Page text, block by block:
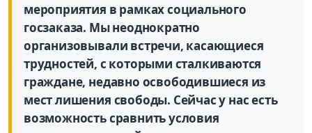
мероприятия в рамках социального
госзаказа. Мы неоднократно
организовывали встречи, касающиеся
трудностей, с которыми сталкиваются
граждане, недавно освободившиеся из
мест лишения свободы. Сейчас у нас есть
возможность сравнить условия